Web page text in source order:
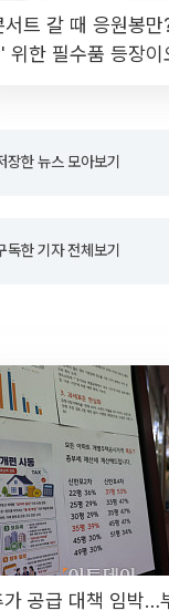
서트 갈 때 응원봉만
위한 필수품 등장이
장한 뉴스 모아보기
독한 기자 전체보기
가 공급 대책 임박…